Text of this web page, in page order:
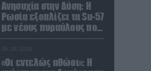
ρωσικά πλήγματα
(βίντεο)
Ανησυχία στην Δύση: H
Ρωσία εξοπλίζει τα Su-57
με νέους πυραύλους που
«κυνηγούν» τον στόχο
«Οι εντελώς αθώοι»: Η